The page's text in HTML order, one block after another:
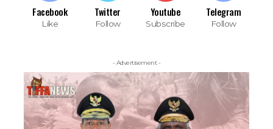
Facebook
Like
Twitter
Follow
Youtube
Subscribe
Telegram
Follow
- Advertisement -